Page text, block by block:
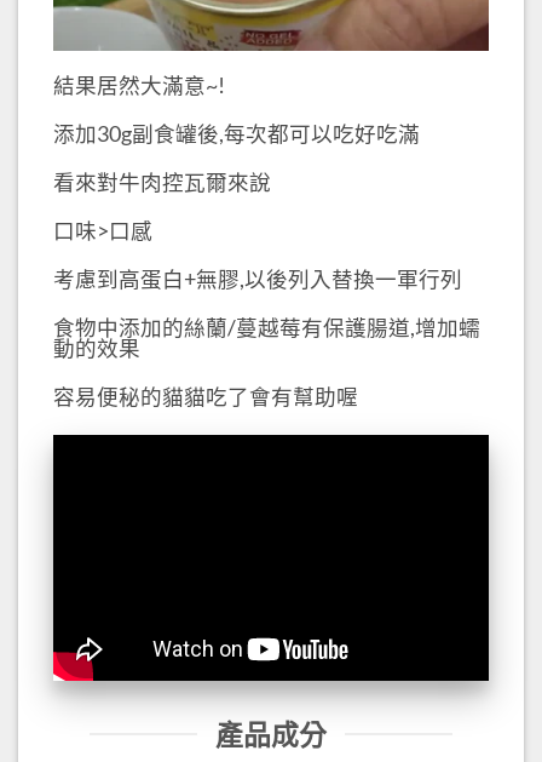
結果居然大滿意~!
添加30g副食罐後,每次都可以吃好吃滿
看來對牛肉控瓦爾來說
口味>口感
考慮到高蛋白+無膠,以後列入替換一軍行列
食物中添加的絲蘭/蔓越莓有保護腸道,增加蠕
動的效果
容易便秘的貓貓吃了會有幫助喔
產品成分